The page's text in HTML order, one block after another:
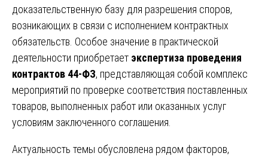
доказательственную базу для разрешения споров,
возникающих в связи с исполнением контрактных
обязательств. Особое значение в практической
деятельности приобретает экспертиза проведения
контрактов 44-ФЗ, представляющая собой комплекс
мероприятий по проверке соответствия поставленных
товаров, выполненных работ или оказанных услуг
условиям заключенного соглашения.
Актуальность темы обусловлена рядом факторов,